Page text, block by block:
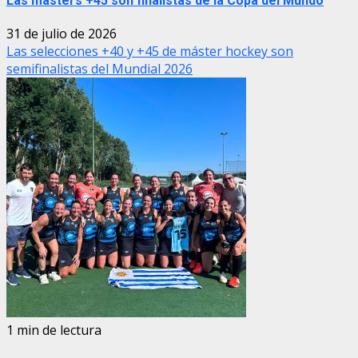
31 de julio de 2026
Las selecciones +40 y +45 de máster hockey son
semifinalistas del Mundial 2026
1 min de lectura